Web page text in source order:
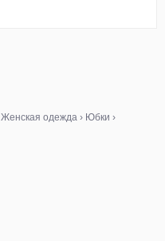
Женская одежда › Юбки ›